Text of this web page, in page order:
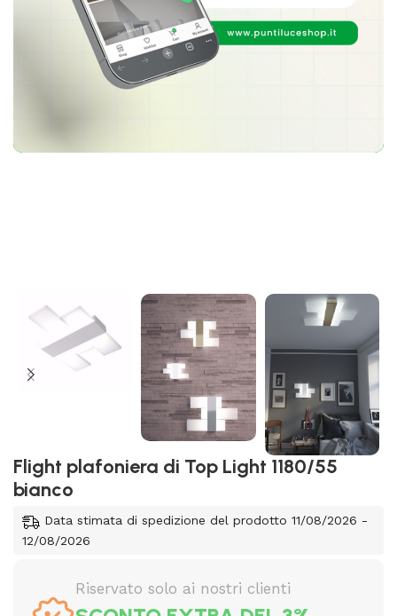
Flight plafoniera di Top Light 1180/55
bianco
Data stimata di spedizione del prodotto 11/08/2026 -
12/08/2026
Riservato solo ai nostri clienti